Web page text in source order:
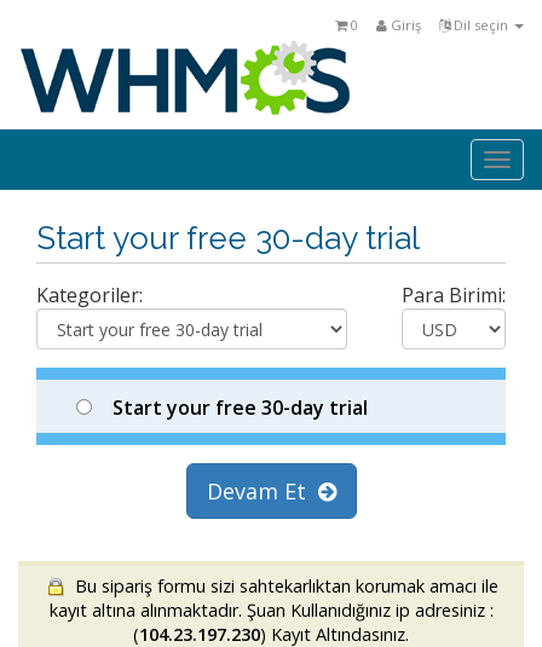
Dil seçin
Giriş
0
Start your free 30-day trial
Kategoriler: Para Birimi:
Start your free 30-day trial
Devam Et
Bu sipariş formu sizi sahtekarlıktan korumak amacı ile
kayıt altına alınmaktadır. Şuan Kullanıdığınız ip adresiniz :
(104.23.197.230) Kayıt Altındasınız.